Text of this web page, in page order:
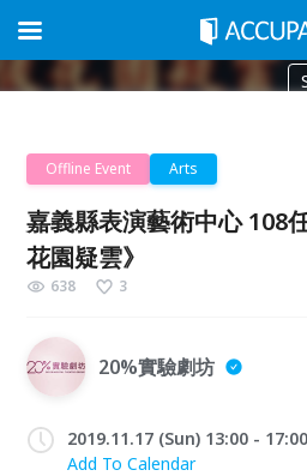
Offline Event Arts
嘉義縣表演藝術中心 108
花園疑雲》
638 3
20%實驗劇坊
2019.11.17 (Sun) 13:00 -
Add To Calendar